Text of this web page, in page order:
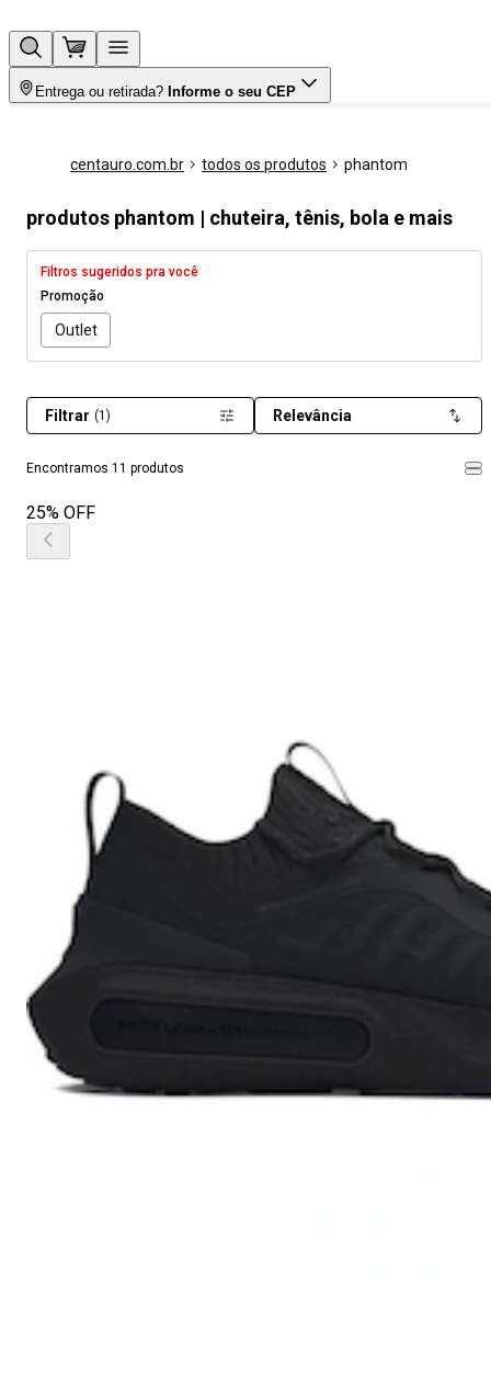
Entrega ou retirada? Informe o seu CEP
centauro.com.br todos os produtos phantom
produtos phantom | chuteira, tênis, bola e mais
Filtros sugeridos pra você
Promoção
Outlet
Encontramos 11 produtos
Filtrar (1) Relevância
25% OFF